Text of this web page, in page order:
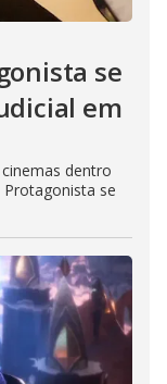
se
em
dentro
se